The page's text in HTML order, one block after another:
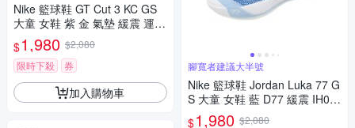
Nike 籃球鞋 GT Cut 3 KC GS
大童 女鞋 紫 金 氣墊 緩震 運動
鞋 FZ7300-500
$1,980 $2,080
限時下殺
券
加入購物車
腳寬者建議大半號
Nike 籃球鞋 Jordan Luka 77 G
S 大童 女鞋 藍 D77 緩震 IH05
73-102
$1,980 $2,080